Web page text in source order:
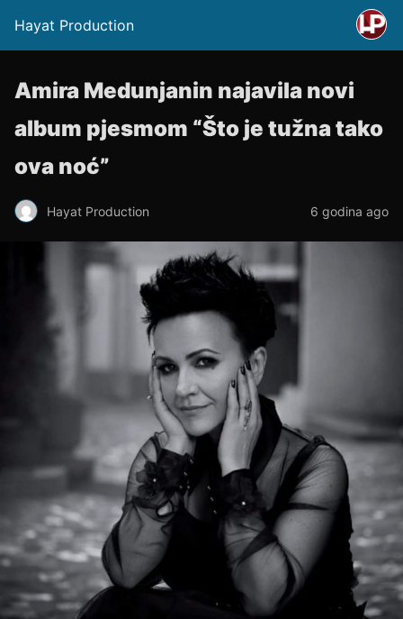
Hayat Production
Amira Medunjanin najavila novi
album pjesmom “Što je tužna tako
ova noć”
Hayat Production 6 godina ago